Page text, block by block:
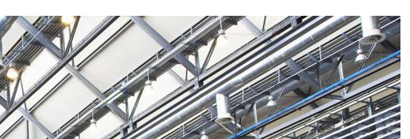
Leggi anche